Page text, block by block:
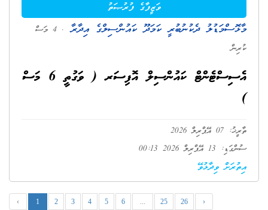
ވަޒީފާގެ ފުރުޞަތު
މާޅޮސްމަޑުލު ދެކުނުބުރީ ކަމަދޫ ކައުންސިލްގެ އިދާރާ
. 4 މަސް
ކުރިން
އެސިސްޓެންޓް ކައުންސިލް އޮފިސަރ ( ވަގުތީ 6 މަސް
)
ތާރީޚު: 07 އޭޕްރިލް 2026
ސުންގަޑި: 13 އޭޕްރިލް 2026 00:13
އިތުރަށް ވިދާޅުވޭ
‹ 1 2 3 4 5 6 ... 25 26 ›